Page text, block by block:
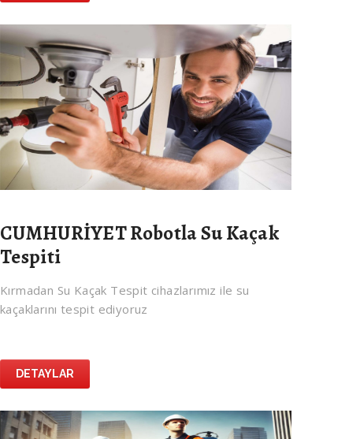
CUMHURİYET Robotla Su Kaçak
Tespiti
Kırmadan Su Kaçak Tespit cihazlarımız ile su
kaçaklarını tespit ediyoruz
DETAYLAR